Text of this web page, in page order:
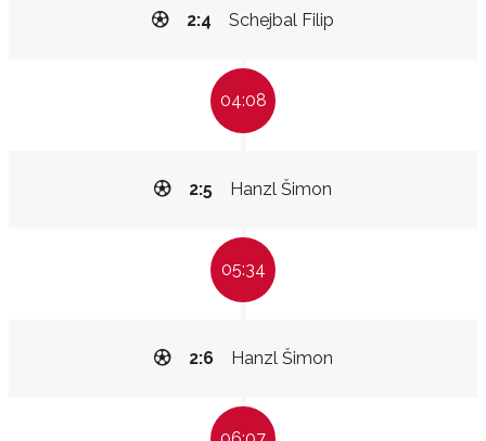
Schejbal Filip
2:4
04:08
Hanzl Šimon
2:5
05:34
Hanzl Šimon
2:6